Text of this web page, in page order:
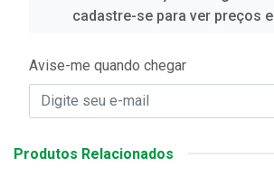
cadastre-se para ver preços
Avise-me quando chegar
Produtos Relacionados